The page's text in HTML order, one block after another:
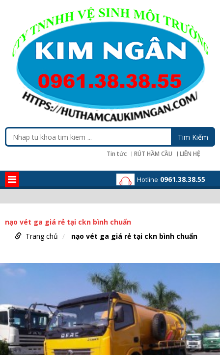
Tin tức RÚT HẦM CẦU LIÊN HỆ
Hotline 0961.38.38.55
nạo vét ga giá rẻ tại ckn bình chuẩn
Trang chủ
nạo vét ga giá rẻ tại ckn bình chuẩn